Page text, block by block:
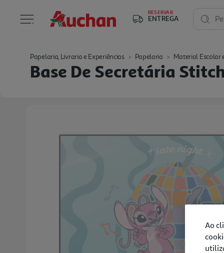
RESERVAR
ENTREGA
Papelaria, Livraria e Experiências Papelaria Material Escolar
Base De Secretária
Ao